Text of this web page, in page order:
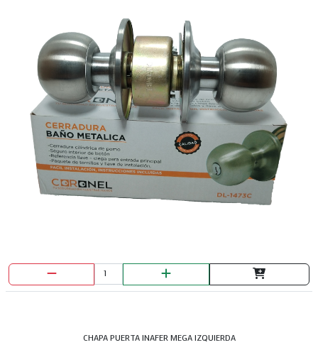
CHAPA PUERTA INAFER MEGA IZQUIERDA